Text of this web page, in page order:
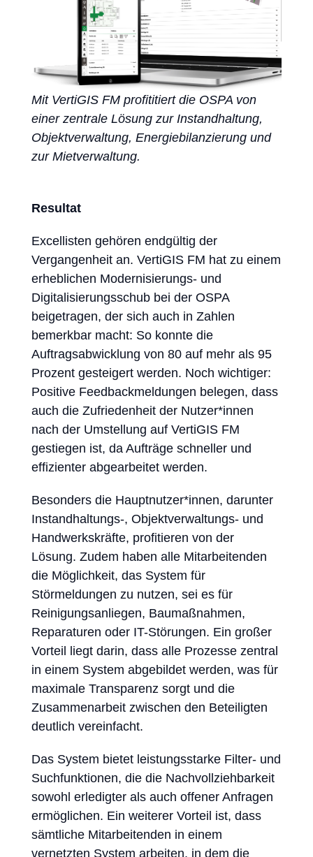
Mit VertiGIS FM profititiert die OSPA von
einer zentrale Lösung zur Instandhaltung,
Objektverwaltung, Energiebilanzierung und
zur Mietverwaltung.
Resultat
Excellisten gehören endgültig der
Vergangenheit an. VertiGIS FM hat zu einem
erheblichen Modernisierungs- und
Digitalisierungsschub bei der OSPA
beigetragen, der sich auch in Zahlen
bemerkbar macht: So konnte die
Auftragsabwicklung von 80 auf mehr als 95
Prozent gesteigert werden. Noch wichtiger:
Positive Feedbackmeldungen belegen, dass
auch die Zufriedenheit der Nutzer*innen
nach der Umstellung auf VertiGIS FM
gestiegen ist, da Aufträge schneller und
effizienter abgearbeitet werden.
Besonders die Hauptnutzer*innen, darunter
Instandhaltungs-, Objektverwaltungs- und
Handwerkskräfte, profitieren von der
Lösung. Zudem haben alle Mitarbeitenden
die Möglichkeit, das System für
Störmeldungen zu nutzen, sei es für
Reinigungsanliegen, Baumaßnahmen,
Reparaturen oder IT-Störungen. Ein großer
Vorteil liegt darin, dass alle Prozesse zentral
in einem System abgebildet werden, was für
maximale Transparenz sorgt und die
Zusammenarbeit zwischen den Beteiligten
deutlich vereinfacht.
Das System bietet leistungsstarke Filter- und
Suchfunktionen, die die Nachvollziehbarkeit
sowohl erledigter als auch offener Anfragen
ermöglichen. Ein weiterer Vorteil ist, dass
sämtliche Mitarbeitenden in einem
vernetzten System arbeiten, in dem die